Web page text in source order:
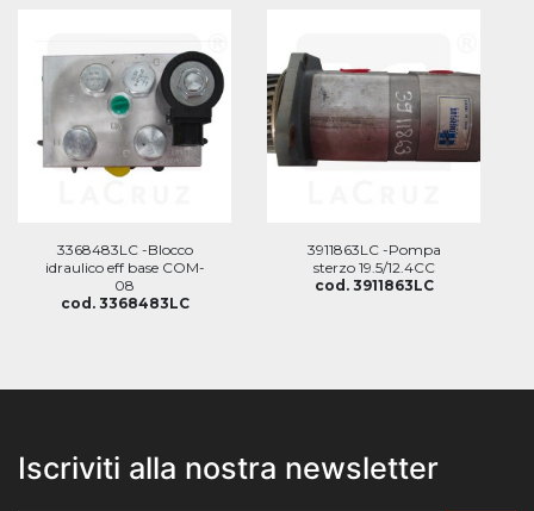
3368483LC -Blocco
idraulico eff base COM-
08
cod. 3368483LC
3911863LC -Pompa
sterzo 19.5/12.4CC
cod. 3911863LC
Iscriviti alla nostra newsletter